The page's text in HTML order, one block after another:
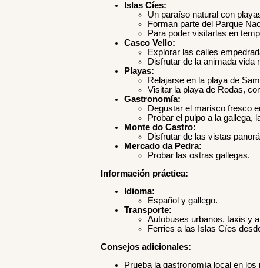
Islas Cíes:
Un paraíso natural con
Forman parte del Parque
Para poder visitarlas en
Casco Vello:
Explorar las calles
Disfrutar de la animada vida
Playas:
Relajarse en la playa de
Visitar la playa de Rodas,
Gastronomía:
Degustar el marisco fresco
Probar el pulpo a la gallega,
Monte do Castro:
Disfrutar de las vistas
Mercado da Pedra:
Probar las ostras gallegas.
Información práctica:
Idioma:
Español y gallego.
Transporte:
Autobuses urbanos, taxis y
Ferries a las Islas Cíes
Consejos adicionales:
Prueba la gastronomía local en